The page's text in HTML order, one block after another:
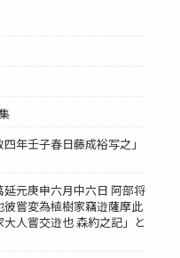
年壬子春日藤成裕写之」
元庚申六月中六日 阿部将
嘗変為植樹家竊逰薩摩此
人嘗交逰也 森約之記」と